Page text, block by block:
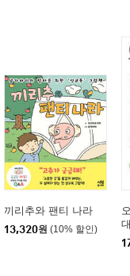
귀금속
준 에펠탑
대중의 읽을거리
되는 새로운 커뮤니케
진행
로 돌아가는 대량 소
자동차 시대
의 기원이 되다
끼리추와 팬티 나라
13,320원 (10% 할인)